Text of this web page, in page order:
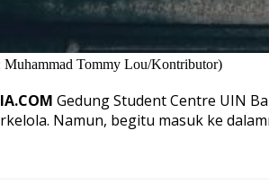
Muhammad Tommy Lou/Kontributor)
Gedung Student Centre UIN
Namun, begitu masuk ke